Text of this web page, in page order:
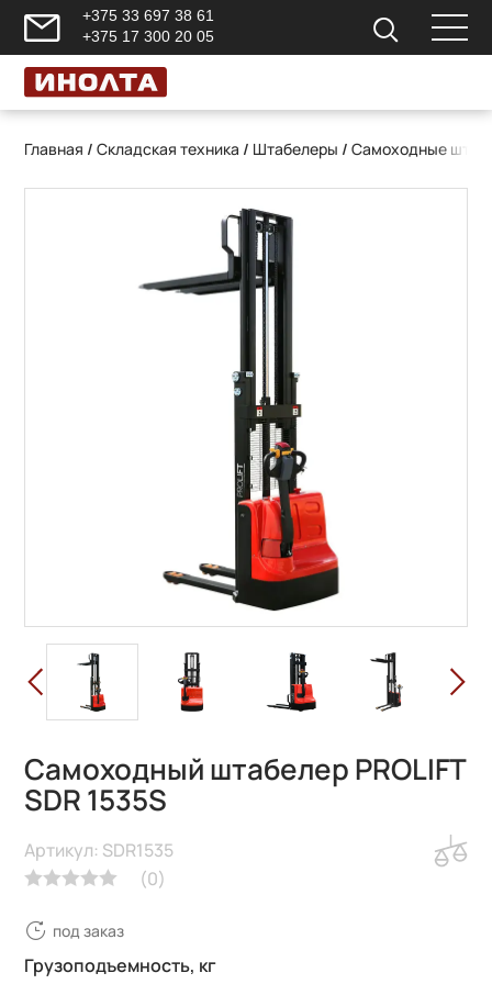
+375 33 697 38 61
+375 17 300 20 05
Главная /Складская техника / Штабелеры /Самоходные
Самоходный штабелер PROLIFT
SDR 1535S
(0)
Артикул: SDR1535
под заказ
Грузоподъемность, кг